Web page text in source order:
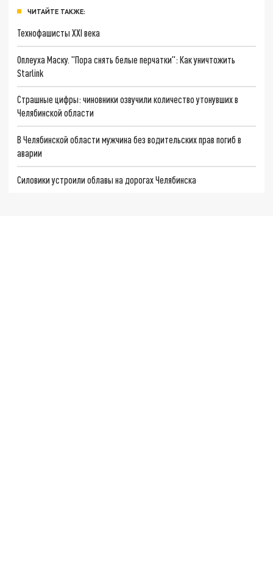
ЧИТАЙТЕ ТАКЖЕ:
Технофашисты XXI века
Оплеуха Маску. "Пора снять белые перчатки": Как уничтожить
Starlink
Страшные цифры: чиновники озвучили количество утонувших в
Челябинской области
В Челябинской области мужчина без водительских прав погиб в
аварии
Силовики устроили облавы на дорогах Челябинска